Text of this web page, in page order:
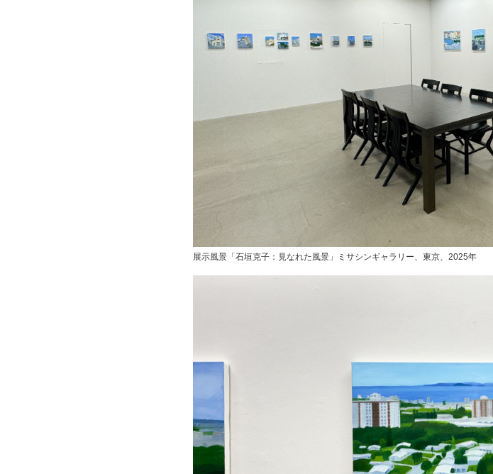
展示風景「石垣克子：見なれた風景」ミサシンギャラリー、東京、2025年